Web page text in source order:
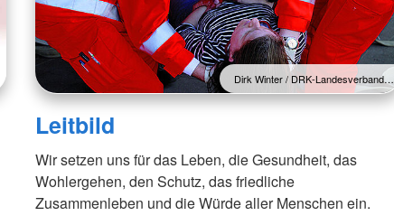
Dirk Winter / DRK-Landesverband…
Leitbild
Wir setzen uns für das Leben, die Gesundheit, das
Wohlergehen, den Schutz, das friedliche
Zusammenleben und die Würde aller Menschen ein.